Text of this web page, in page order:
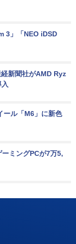
3」「NEO iDSD
新聞社がAMD Ryz
ール「M6」に新色
ミングPCが7万5,